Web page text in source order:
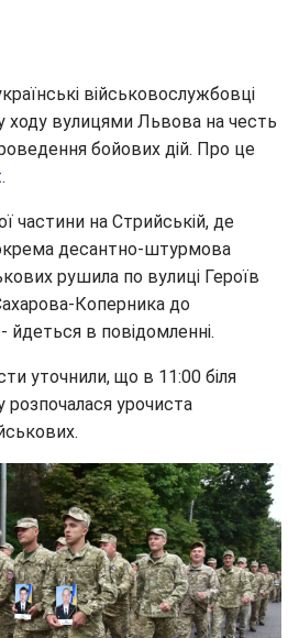
військовослужбовці
ходу вулицями Львова на честь
бойових дій. Про це
.
частини на Стрийській, де
десантно-штурмова
рушила по вулиці Героїв
Коперника до
йдеться в повідомленні.
уточнили, що в 11:00 біля
урочиста